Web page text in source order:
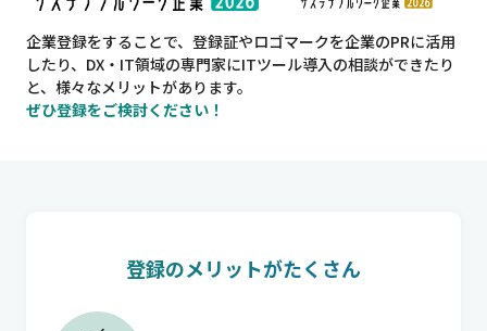
企業登録をすることで、登録証やロゴマークを企業のPRに活用
したり、DX・IT領域の専門家にITツール導入の相談ができたり
と、様々なメリットがあります。
ぜひ登録をご検討ください！
登録のメリットがたくさん